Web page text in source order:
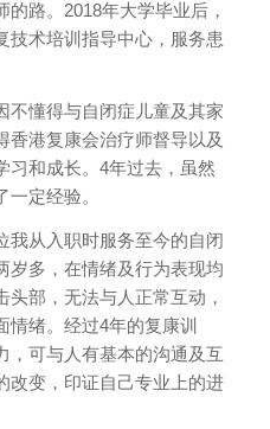
路。2018年大学毕业后，
技术培训指导中心，服务患
不懂得与自闭症儿童及其家
香港复康会治疗师督导以及
习和成长。4年过去，虽然
定经验。
我从入职时服务至今的自闭
岁多，在情绪及行为表现均
部，无法与人正常互动，
情绪。经过4年的复康训
，可与人有基本的沟通及互
改变，印证自己专业上的进